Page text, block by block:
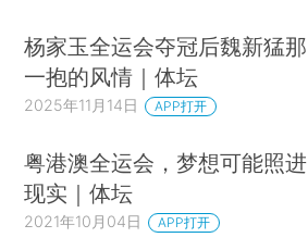
杨家玉全运会夺冠后魏新猛那
一抱的风情｜体坛
2025年11月14日 APP打开
粤港澳全运会，梦想可能照进
现实｜体坛
2021年10月04日 APP打开